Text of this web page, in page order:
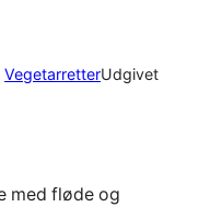
VegetarretterUdgivet